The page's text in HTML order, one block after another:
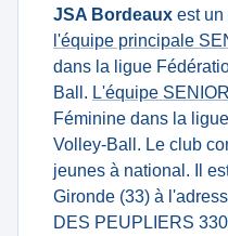
JSA Bordeaux est un
l'équipe principale
dans la ligue
Ball. L'équipe
Féminine dans la
Volley-Ball. Le club
jeunes à national. Il
Gironde (33) à
DES PEUPLIERS